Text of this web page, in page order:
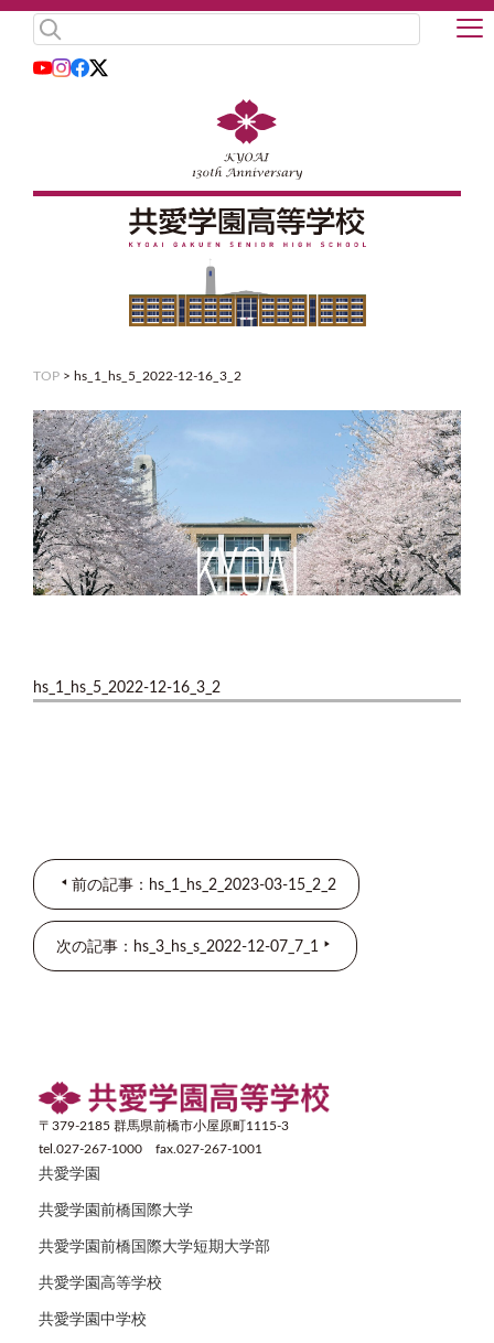
TOP > hs_1_hs_5_2022-12-16_3_2
hs_1_hs_5_2022-12-16_3_2
前の記事：hs_1_hs_2_2023-03-15_2_2
次の記事：hs_3_hs_s_2022-12-07_7_1
〒379-2185 群馬県前橋市小屋原町1115-3
tel.027-267-1000 fax.027-267-1001
共愛学園
共愛学園前橋国際大学
共愛学園前橋国際大学短期大学部
共愛学園高等学校
共愛学園中学校